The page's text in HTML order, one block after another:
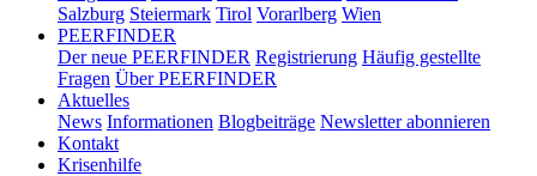
Salzburg Steiermark Tirol Vorarlberg Wien
PEERFINDER
Der neue PEERFINDER Registrierung Häufig gestellte
Fragen Über PEERFINDER
Aktuelles
News Informationen Blogbeiträge Newsletter abonnieren
Kontakt
Krisenhilfe